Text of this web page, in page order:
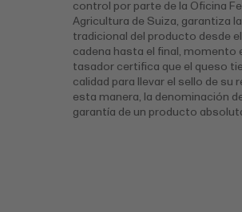
control por parte de la Oficina
Agricultura de Suiza, garantiza
tradicional del producto desde
cadena hasta el final, momento
tasador certifica que el queso
calidad para llevar el sello de su
esta manera, la denominación
garantía de un producto